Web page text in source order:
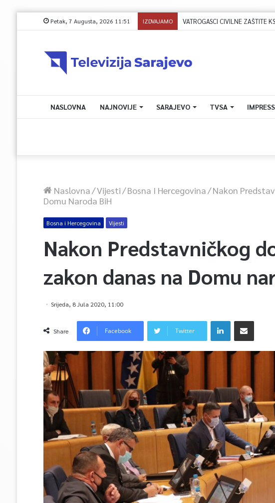
Petak, 7 Augusta, 2026 11:51 IZDVAJAMO
NASLOVNA NAJNOVIJE SARAJEVO TVSA
Naslovna/Vijesti/Bosna I Hercegovina/Nakon
Domu Naroda BiH
Bosna i Hercegovina Vijesti
Nakon Predstavničkog
zakon danas na Domu
Srijeda, 8 Jula 2020, 11:00
Share Facebook Twitter